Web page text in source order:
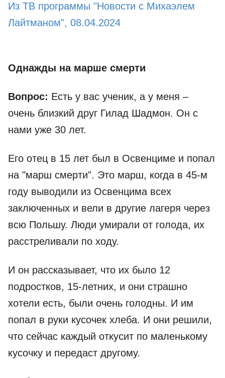
Из ТВ программы "Новости с Михаэлем
Лайтманом", 08.04.2024
Однажды на марше смерти
Вопрос: Есть у вас ученик, а у меня –
очень близкий друг Гилад Шадмон. Он с
нами уже 30 лет.
Его отец в 15 лет был в Освенциме и попал
на "марш смерти". Это марш, когда в 45-м
году выводили из Освенцима всех
заключенных и вели в другие лагеря через
всю Польшу. Люди умирали от голода, их
расстреливали по ходу.
И он рассказывает, что их было 12
подростков, 15-летних, и они страшно
хотели есть, были очень голодны. И им
попал в руки кусочек хлеба. И они решили,
что сейчас каждый откусит по маленькому
кусочку и передаст другому.